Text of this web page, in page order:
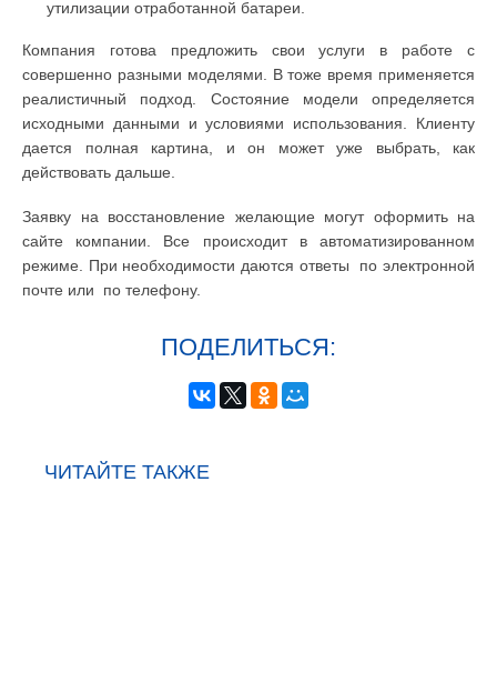
утилизации отработанной батареи.
Компания готова предложить свои услуги в работе с
совершенно разными моделями. В тоже время применяется
реалистичный подход. Состояние модели определяется
исходными данными и условиями использования. Клиенту
дается полная картина, и он может уже выбрать, как
действовать дальше.
Заявку на восстановление желающие могут оформить на
сайте компании. Все происходит в автоматизированном
режиме. При необходимости даются ответы по электронной
почте или по телефону.
ПОДЕЛИТЬСЯ:
ЧИТАЙТЕ ТАКЖЕ